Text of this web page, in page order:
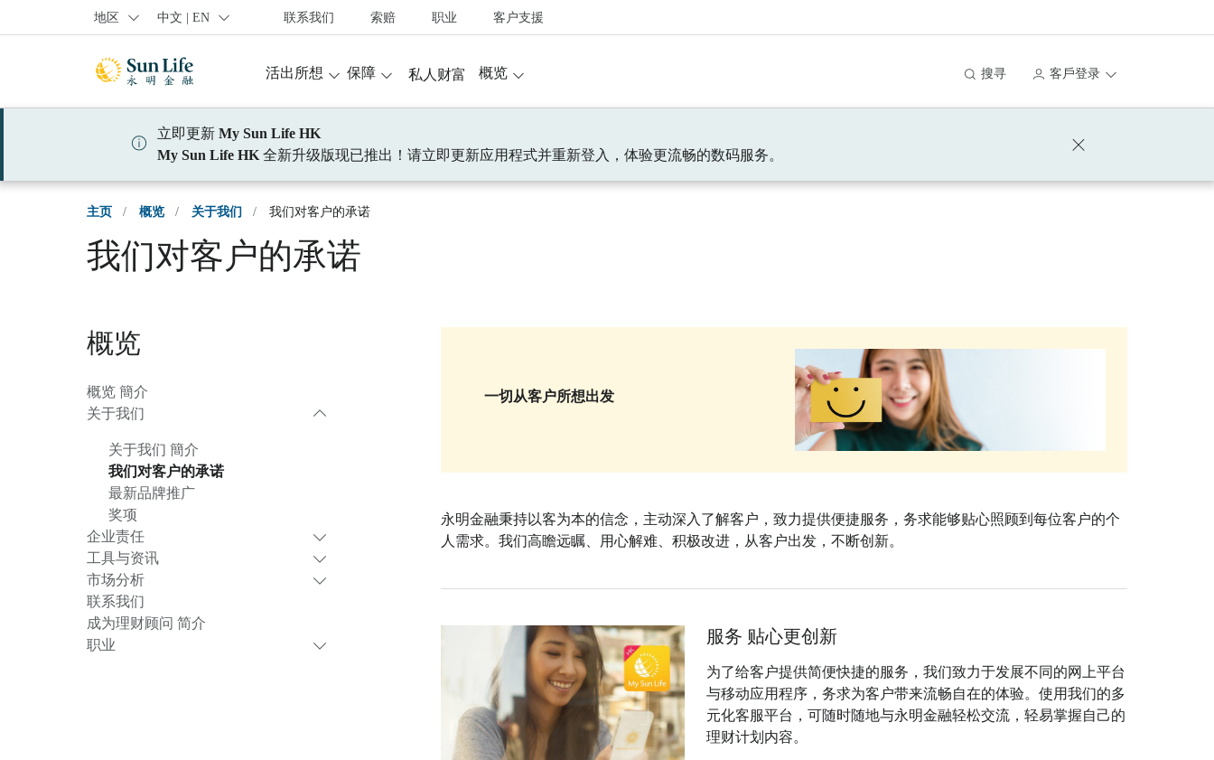
跳到登入頁面
跳到主要內容
跳到頁腳
地区 中文 | EN 联系我们 索赔 职业 客户支援
活出所想 保障 私人财富 概览 搜寻 客戶登录
立即更新 My Sun Life HK
My Sun Life HK 全新升级版现已推出！请立即更新应用程式并重新登入，体验更流畅的数码服务。
主页 / 概览 / 关于我们 / 我们对客户的承诺
我们对客户的承诺
概览
概览 簡介
关于我们
关于我们 簡介
我们对客户的承诺
最新品牌推广
奖项
企业责任
工具与资讯
市场分析
联系我们
成为理财顾问 简介
职业
一切从客户所想出发
永明金融秉持以客为本的信念，主动深入了解客户，致力提供便捷服务，务求能够贴心照顾到每位客户的个
人需求。我们高瞻远瞩、用心解难、积极改进，从客户出发，不断创新。
服务 贴心更创新
为了给客户提供简便快捷的服务，我们致力于发展不同的网上平台
与移动应用程序，务求为客户带来流畅自在的体验。使用我们的多
元化客服平台，可随时随地与永明金融轻松交流，轻易掌握自己的
理财计划内容。